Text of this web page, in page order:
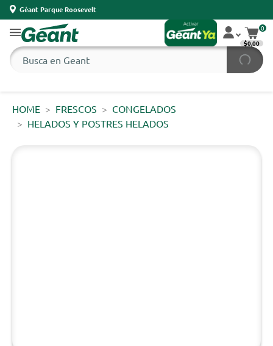
Géant Parque Roosevelt
0
$0,00
HOME FRESCOS
CONGELADOS
HELADOS Y POSTRES HELADOS